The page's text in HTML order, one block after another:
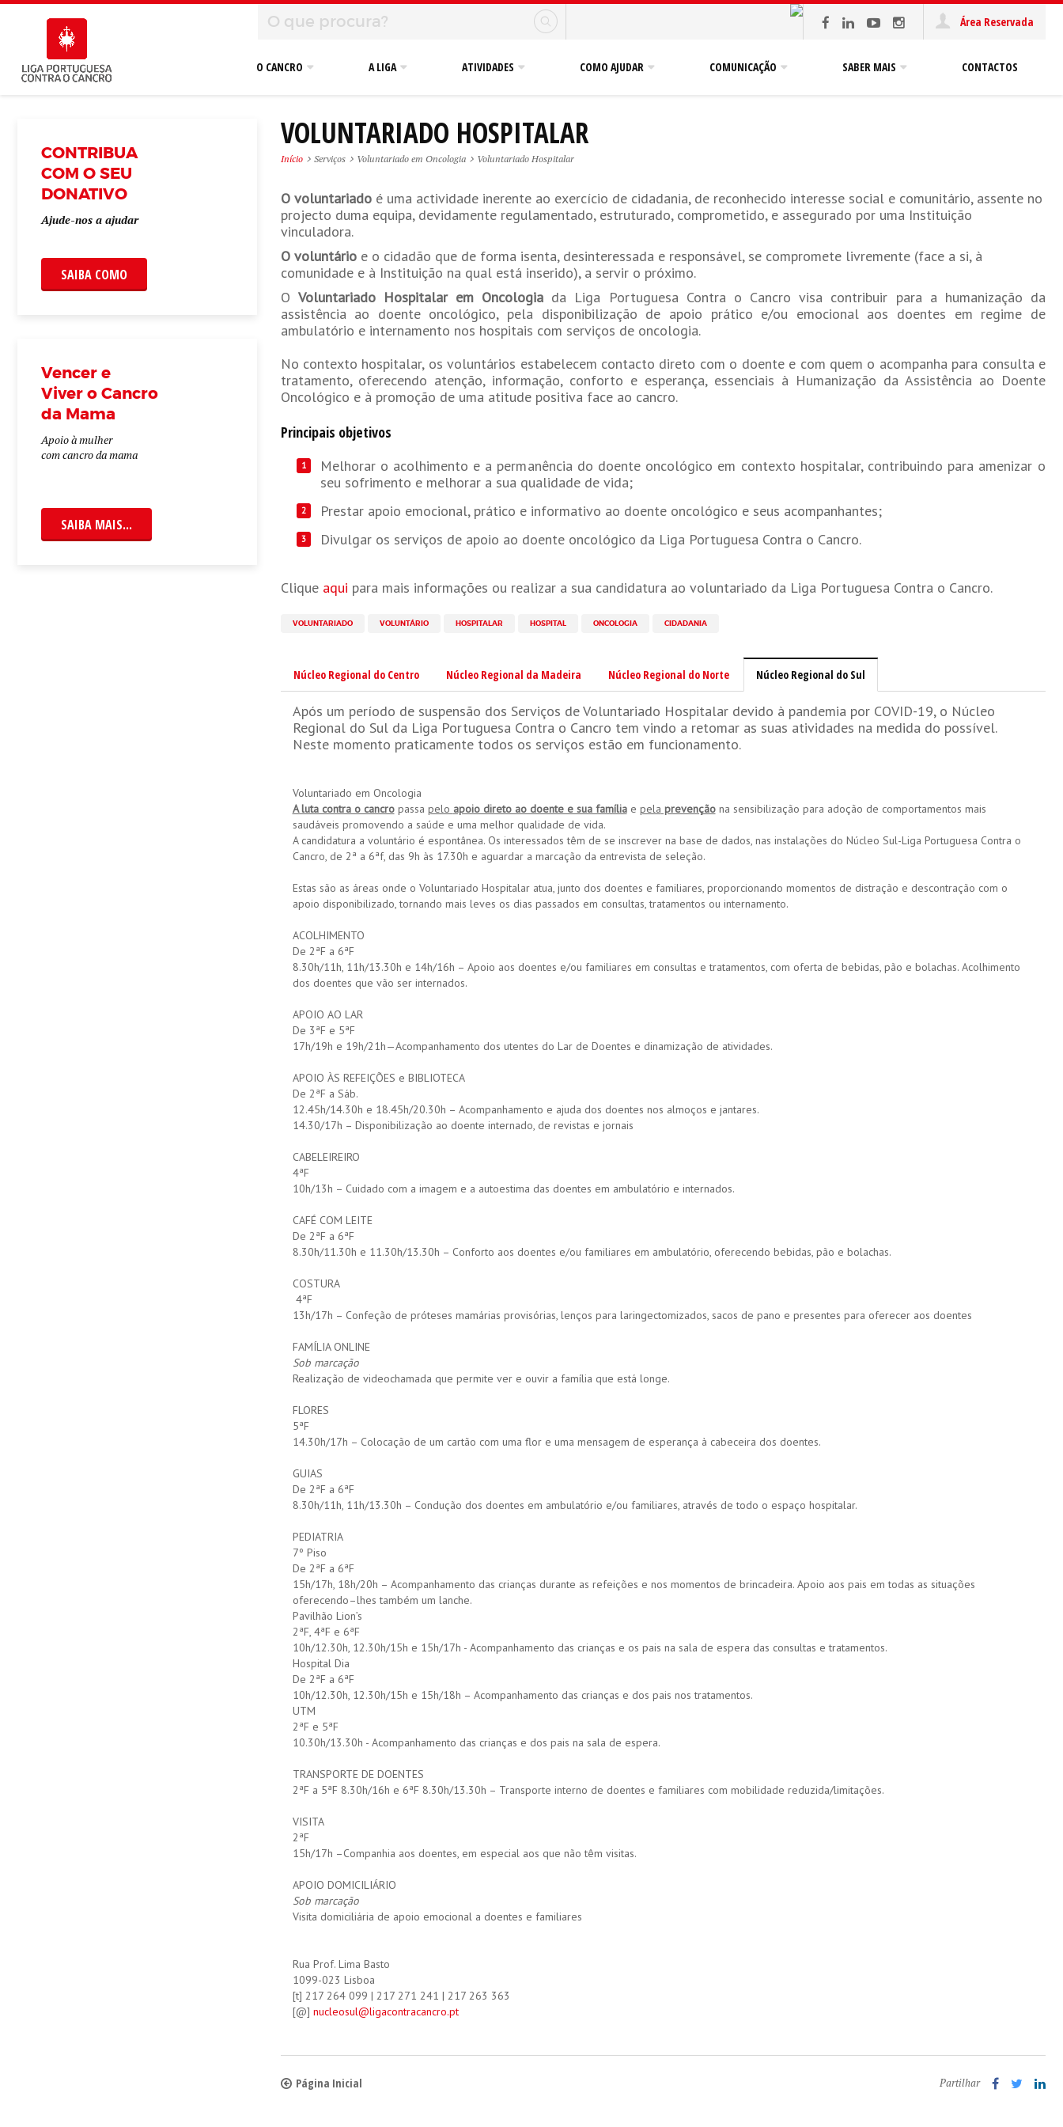
Área Reservada
O CANCRO A LIGA ATIVIDADES COMO AJUDAR COMUNICAÇÃO SABER MAIS CONTACTOS
CONTRIBUA
COM O SEU
DONATIVO
Ajude-nos a ajudar
SAIBA COMO
Vencer e
Viver o Cancro
da Mama
Apoio à mulher
com cancro da mama
SAIBA MAIS...
VOLUNTARIADO HOSPITALAR
Início Serviços Voluntariado em Oncologia Voluntariado Hospitalar
O voluntariado é uma actividade inerente ao exercício de cidadania, de reconhecido interesse social e comunitário, assente no
projecto duma equipa, devidamente regulamentado, estruturado, comprometido, e assegurado por uma Instituição
vinculadora.
O voluntárioe o cidadão que de forma isenta, desinteressada e responsável, se compromete livremente (face a si, à
comunidade e à Instituição na qual está inserido), a servir o próximo.
O Voluntariado Hospitalar em Oncologia da Liga Portuguesa Contra o Cancro visa contribuir para a humanização da
assistência ao doente oncológico, pela disponibilização de apoio prático e/ou emocional aos doentes em regime de
ambulatório e internamento nos hospitais com serviços de oncologia.
No contexto hospitalar, os voluntários estabelecem contacto direto com o doente e com quem o acompanha para consulta e
tratamento, oferecendo atenção, informação, conforto e esperança, essenciais à Humanização da Assistência ao Doente
Oncológico e à promoção de uma atitude positiva face ao cancro.
Principais objetivos
Melhorar o acolhimento e a permanência do doente oncológico em contexto hospitalar, contribuindo para amenizar o
seu sofrimento e melhorar a sua qualidade de vida;
Prestar apoio emocional, prático e informativo ao doente oncológico e seus acompanhantes;
Divulgar os serviços de apoio ao doente oncológico da Liga Portuguesa Contra o Cancro.
Clique aqui para mais informações ou realizar a sua candidatura ao voluntariado da Liga Portuguesa Contra o Cancro.
VOLUNTARIADO VOLUNTÁRIO HOSPITALAR HOSPITAL ONCOLOGIA CIDADANIA
Núcleo Regional do Centro Núcleo Regional da Madeira Núcleo Regional do Norte Núcleo Regional do Sul
Após um período de suspensão dos Serviços de Voluntariado Hospitalar devido à pandemia por COVID-19, o Núcleo
Regional do Sul da Liga Portuguesa Contra o Cancro tem vindo a retomar as suas atividades na medida do possível.
Neste momento praticamente todos os serviços estão em funcionamento.
Voluntariado em Oncologia
A luta contra o cancropassa pelo apoio direto ao doente e sua famíliae pela prevençãona sensibilização para adoção de comportamentos mais
saudáveis promovendo a saúde e uma melhor qualidade de vida.
A candidatura a voluntário é espontânea. Os interessados têm de se inscrever na base de dados, nas instalações do Núcleo Sul-Liga Portuguesa Contra o
Cancro, de 2ª a 6ªf, das 9h às 17.30h e aguardar a marcação da entrevista de seleção.
Estas são as áreas onde o Voluntariado Hospitalar atua, junto dos doentes e familiares, proporcionando momentos de distração e descontração com o
apoio disponibilizado, tornando mais leves os dias passados em consultas, tratamentos ou internamento.
ACOLHIMENTO
De 2ªF a 6ªF
8.30h/11h, 11h/13.30h e 14h/16h – Apoio aos doentes e/ou familiares em consultas e tratamentos, com oferta de bebidas, pão e bolachas. Acolhimento
dos doentes que vão ser internados.
APOIO AO LAR
De 3ªF e 5ªF
17h/19h e 19h/21h—Acompanhamento dos utentes do Lar de Doentes e dinamização de atividades.
APOIO ÀS REFEIÇÕES e BIBLIOTECA
De 2ªF a Sáb.
12.45h/14.30h e 18.45h/20.30h – Acompanhamento e ajuda dos doentes nos almoços e jantares.
14.30/17h – Disponibilização ao doente internado, de revistas e jornais
CABELEIREIRO
4ªF
10h/13h – Cuidado com a imagem e a autoestima das doentes em ambulatório e internados.
CAFÉ COM LEITE
De 2ªF a 6ªF
8.30h/11.30h e 11.30h/13.30h – Conforto aos doentes e/ou familiares em ambulatório, oferecendo bebidas, pão e bolachas.
COSTURA
4ªF
13h/17h – Confeção de próteses mamárias provisórias, lenços para laringectomizados, sacos de pano e presentes para oferecer aos doentes
FAMÍLIA ONLINE
Sob marcação
Realização de videochamada que permite ver e ouvir a família que está longe.
FLORES
5ªF
14.30h/17h – Colocação de um cartão com uma flor e uma mensagem de esperança à cabeceira dos doentes.
GUIAS
De 2ªF a 6ªF
8.30h/11h, 11h/13.30h – Condução dos doentes em ambulatório e/ou familiares, através de todo o espaço hospitalar.
PEDIATRIA
7º Piso
De 2ªF a 6ªF
15h/17h, 18h/20h – Acompanhamento das crianças durante as refeições e nos momentos de brincadeira. Apoio aos pais em todas as situações
oferecendo–lhes também um lanche.
Pavilhão Lion’s
2ªF, 4ªF e 6ªF
10h/12.30h, 12.30h/15h e 15h/17h - Acompanhamento das crianças e os pais na sala de espera das consultas e tratamentos.
Hospital Dia
De 2ªF a 6ªF
10h/12.30h, 12.30h/15h e 15h/18h – Acompanhamento das crianças e dos pais nos tratamentos.
UTM
2ªF e 5ªF
10.30h/13.30h - Acompanhamento das crianças e dos pais na sala de espera.
TRANSPORTE DE DOENTES
2ªF a 5ªF 8.30h/16h e 6ªF 8.30h/13.30h – Transporte interno de doentes e familiares com mobilidade reduzida/limitações.
VISITA
2ªF
15h/17h –Companhia aos doentes, em especial aos que não têm visitas.
APOIO DOMICILIÁRIO
Sob marcação
Visita domiciliária de apoio emocional a doentes e familiares
Rua Prof. Lima Basto
1099-023 Lisboa
[t] 217 264 099 | 217 271 241 | 217 263 363
​[@] nucleosul@ligacontracancro.pt
Página Inicial Partilhar